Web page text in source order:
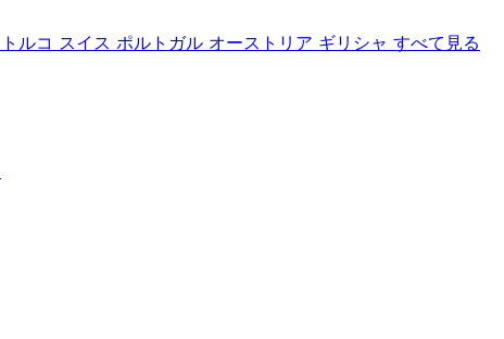
トルコ スイス ポルトガル オーストリア ギリシャ すべて見る